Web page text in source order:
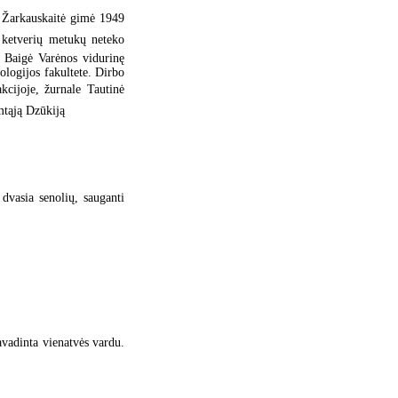
gimė 1949
metukų neteko
Varėnos vidurinę
fakultete. Dirbo
žurnale Tautinė
Dzūkiją
senolių, sauganti
vienatvės vardu.